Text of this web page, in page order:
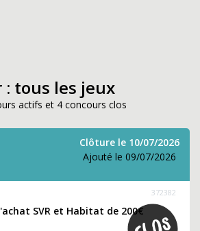
: tous les jeux
actifs et 4 concours clos
Clôture le 10/07/2026
Ajouté le 09/07/2026
372382
SVR et Habitat de 200€